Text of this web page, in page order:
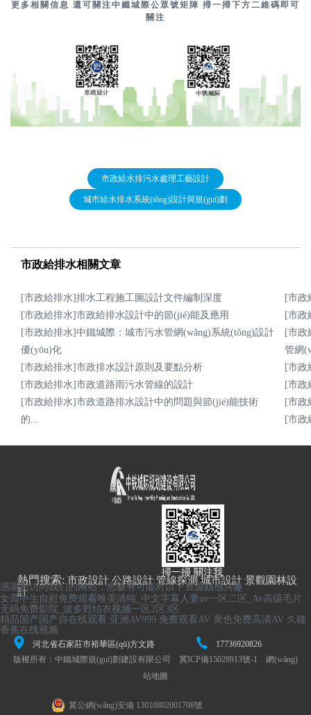
招聘信息
聯(lián)系我們
更多相關信息 還可關注中鐵城際公眾號矩陣 掃一掃下方二維碼即可
關注
市政給水排污水處理工藝設計
城市給水排水系統(tǒng)設計與規(guī)劃
市政給排水相關文章
[市政給排水]排水工程施工圖設計文件編制深度
[市政
[市政給排水]市政給排水設計中的節(jié)能及應用
[市政
[市政給排水]中鐵城際：城市污水管網(wǎng)系統(tǒng)設計
優(yōu)化
[市政
管網
[市政給排水]市政排水設計原則及要點分析
[市政
[市政給排水]市政道路雨污水管線的設計
[市政
[市政給排水]市政道路排水設計中的問題與節(jié)能技術
的...
[市政
[市政
掃一掃 關注我
熱門搜索: 市政設計 公路設計 管線探測 城市設計 景觀園林設
計
河北省石家莊市裕華區(qū)方文路
2號
17736920826
版權所有： 中鐵城際規(guī)劃建設有限公司 冀ICP備15028913號-1
網(wǎng)
站地圖
冀公網(wǎng)安備 13010802001708號
感谢您访问我们的网站，您极有可能对以下资源颇感兴趣：
女高中生自慰免费观看唯美清纯_中文字幕人妻av一区二区_Av高级毛片
无码免费影院_波多野结衣视频一区2区3区
精品国产国产自在线观看 亚洲AV999 免费观看AV 黄色免费高清AV 久碰
香蕉在线视频